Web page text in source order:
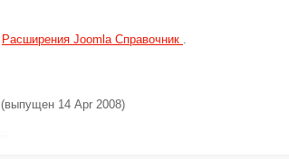
Расширения Joomla Справочник .
(выпущен 14 Apr 2008)